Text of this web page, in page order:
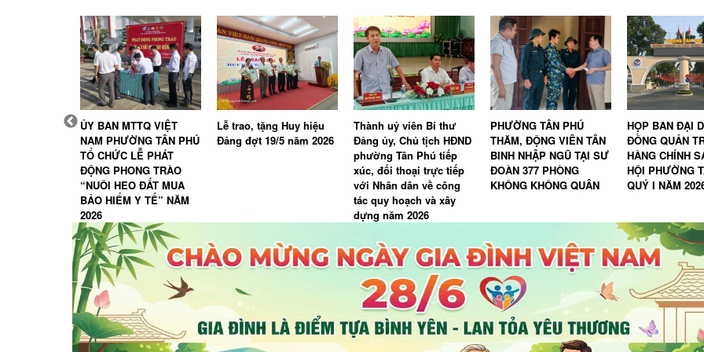
ỦY BAN MTTQ VIỆT
NAM PHƯỜNG TÂN PHÚ
TỔ CHỨC LỄ PHÁT
ĐỘNG PHONG TRÀO
“NUÔI HEO ĐẤT MUA
BẢO HIỂM Y TẾ” NĂM
2026
Lễ trao, tặng Huy hiệu
Đảng đợt 19/5 năm 2026
Thành uỷ viên Bí thư
Đảng ủy, Chủ tịch HĐND
phường Tân Phú tiếp
xúc, đối thoại trực tiếp
với Nhân dân về công
tác quy hoạch và xây
dựng năm 2026
PHƯỜNG TÂN PHÚ
THĂM, ĐỘNG VIÊN TÂN
BINH NHẬP NGŨ TẠI SƯ
ĐOÀN 377 PHÒNG
KHÔNG KHÔNG QUÂN
HỌP BAN ĐẠI
ĐỒNG QUẢN
HÀNG CHÍNH
HỘI PHƯỜNG
QUÝ I NĂM